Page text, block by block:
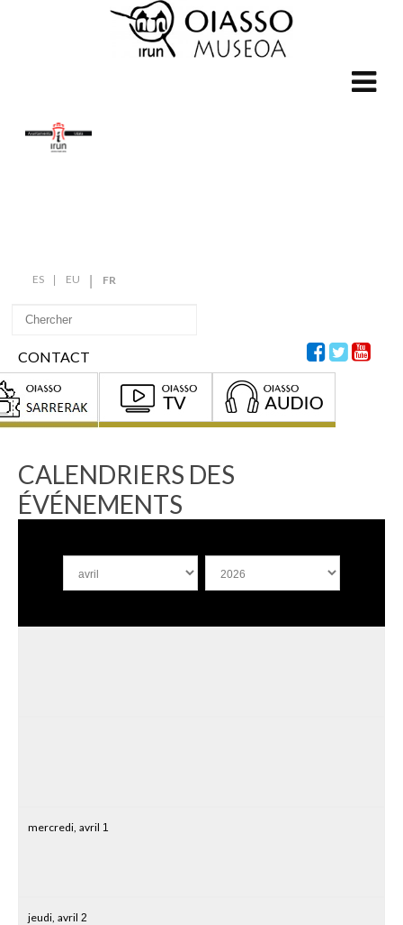
ES EU FR
CONTACT
CALENDRIERS DES
ÉVÉNEMENTS
mercredi, avril 1
jeudi, avril 2